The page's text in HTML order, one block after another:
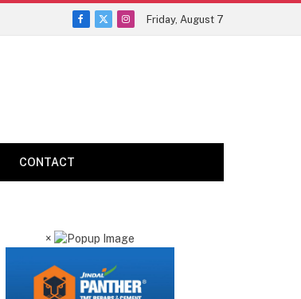
Facebook
X
Instagram
Friday, August 7
CONTACT
×